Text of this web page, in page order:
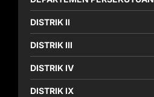
DISTRIK II
DISTRIK III
DISTRIK IV
DISTRIK IX